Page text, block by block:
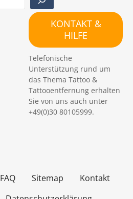
KONTAKT &
HILFE
Telefonische
Unterstützung rund um
das Thema Tattoo &
Tattooentfernung erhalten
Sie von uns auch unter
+49(0)30 80105999.
FAQ Sitemap
Kontakt